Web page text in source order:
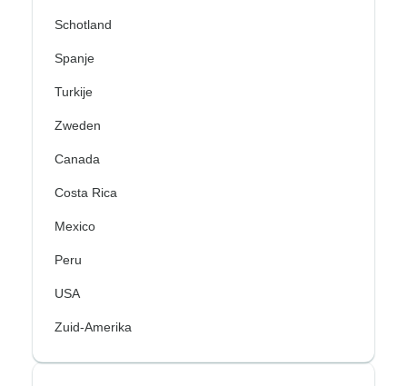
Schotland
Spanje
Turkije
Zweden
Canada
Costa Rica
Mexico
Peru
USA
Zuid-Amerika